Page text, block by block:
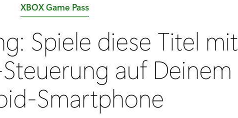
K
t
e
g
o
r
i
XBOX Game Pass
Spiele diese Titel mit
auf Deinem
Smartphone